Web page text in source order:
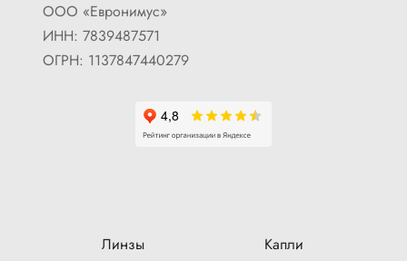
ООО «Евронимус»
ИНН: 7839487571
ОГРН: 1137847440279
Линзы
Капли